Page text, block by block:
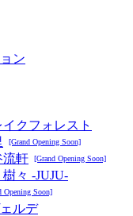
ン
クフォレスト
[Grand Opening Soon]
流軒 [Grand Opening Soon]
々 -JUJU-
Opening Soon]
ルデ